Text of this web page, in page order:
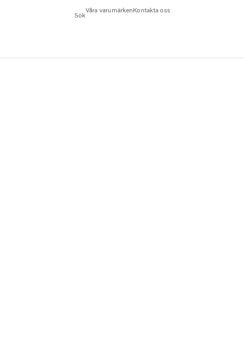
Sök
Våra varumärkenKontakta oss